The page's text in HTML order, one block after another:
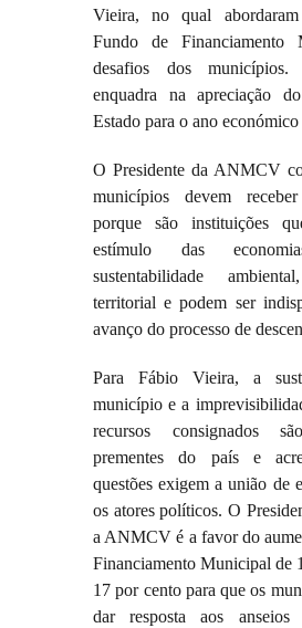
Vieira, no qual
Fundo de
desafios dos
enquadra na apreciação
Estado para o ano
O Presidente da ANMCV
municípios devem
porque são instituições
estímulo das
sustentabilidade
territorial e podem ser
avanço do processo de
Para Fábio Vieira, a
município e a
recursos consignados
prementes do país e
questões exigem a união de
os atores políticos. O
a ANMCV é a favor do
Financiamento Municipal de
17 por cento para que os
dar resposta aos anseios